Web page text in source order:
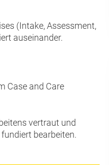
(Intake, Assessment,
auseinander.
Case and Care
vertraut und
bearbeiten.